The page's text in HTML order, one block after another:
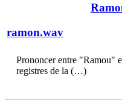
ramon.wav
Prononcer entre "Ramou"
registres de la (…)